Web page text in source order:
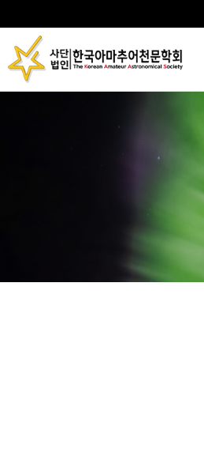
하위분류 하위분류